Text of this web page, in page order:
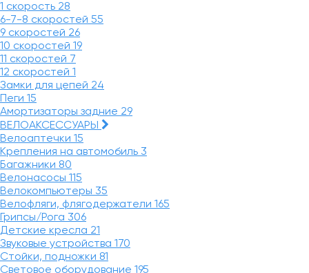
1 скорость 28
6-7-8 скоростей 55
9 скоростей 26
10 скоростей 19
11 скоростей 7
12 скоростей 1
Замки для цепей 24
Пеги 15
Амортизаторы задние 29
ВЕЛОАКСЕССУАРЫ
Велоаптечки 15
Крепления на автомобиль 3
Багажники 80
Велонасосы 115
Велокомпьютеры 35
Велофляги, флягодержатели 165
Грипсы/Рога 306
Детские кресла 21
Звуковые устройства 170
Стойки, подножки 81
Световое оборудование 195